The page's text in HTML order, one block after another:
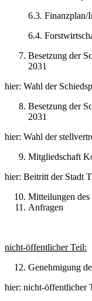
6.3. Finanzplan/
6.4.
Besetzung der
2031
hier: Wahl der
Besetzung der
2031
hier: Wahl der
Mitgliedschaft
hier: Beitritt der Stadt
Mitteilungen des
Anfragen
nicht-öffentlicher Teil:
Genehmigung
hier: nicht-öffentlicher